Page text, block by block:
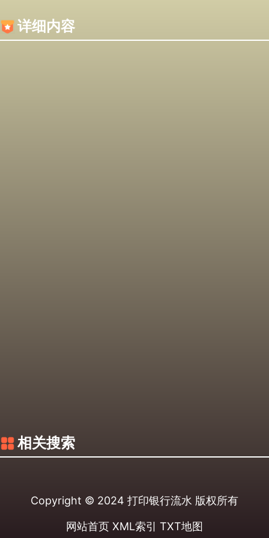
详细内容
相关搜索
Copyright © 2024 打印银行流水 版权所有
网站首页 XML索引 TXT地图